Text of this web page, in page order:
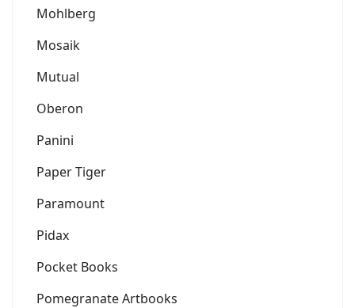
Mohlberg
Mosaik
Mutual
Oberon
Panini
Paper Tiger
Paramount
Pidax
Pocket Books
Pomegranate Artbooks